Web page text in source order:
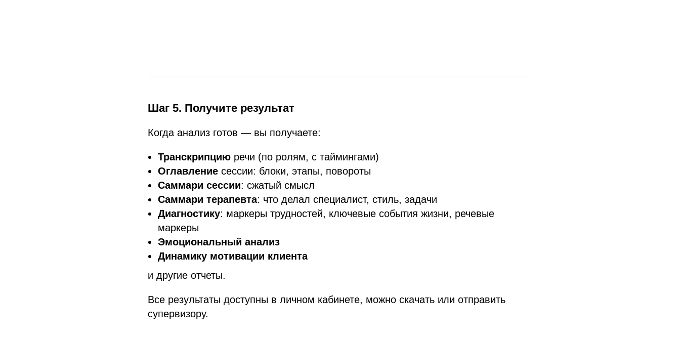
Шаг 5. Получите результат
Когда анализ готов — вы получаете:
Транскрипцию речи (по ролям, с таймингами)
Оглавление сессии: блоки, этапы, повороты
Саммари сессии: сжатый смысл
Саммари терапевта: что делал специалист, стиль, задачи
Диагностику: маркеры трудностей, ключевые события жизни, речевые
маркеры
Эмоциональный анализ
Динамику мотивации клиента
и другие отчеты.
Все результаты доступны в личном кабинете, можно скачать или отправить
супервизору.